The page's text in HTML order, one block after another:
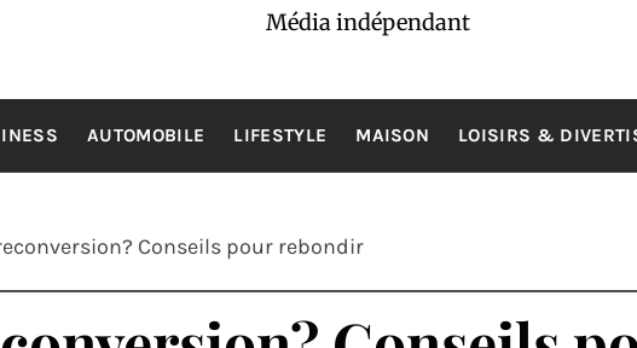
Média indépendant
AUTOMOBILE LIFESTYLE MAISON LOISIRS &
Conseils pour rebondir